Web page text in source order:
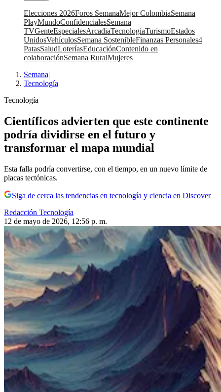
Elecciones 2026Foros SemanaMejor ColombiaSemana
PlayMundoConfidencialesSemana
TVGenteEspecialesArcadiaTecnologíaTurismoEstados
UnidosVehículosSemana SostenibleFinanzas Personales4
PatasSaludLoteríasEducaciónContenido en
colaboraciónSemana RuralMujeres
Semana|
Tecnología
Tecnología
Científicos advierten que este continente
podría dividirse en el futuro y
transformar el mapa mundial
Esta falla podría convertirse, con el tiempo, en un nuevo límite de
placas tectónicas.
Siga de cerca las tendencias en tecnología y ciencia en Discover
Redacción Tecnología
12 de mayo de 2026, 12:56 p. m.